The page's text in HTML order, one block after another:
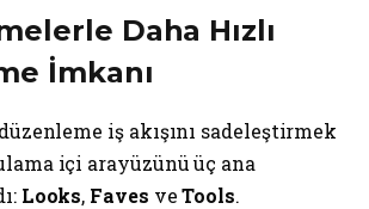
Daha Hızlı
İmkanı
iş akışını sadeleştirmek
içi arayüzünü üç ana
Looks, Faves veTools.